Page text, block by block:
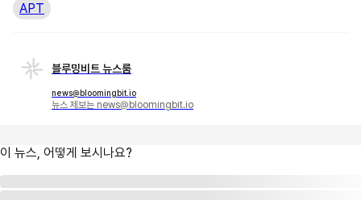
APT
블루밍비트 뉴스룸
news@bloomingbit.io
뉴스 제보는 news@bloomingbit.io
이 뉴스, 어떻게 보시나요?